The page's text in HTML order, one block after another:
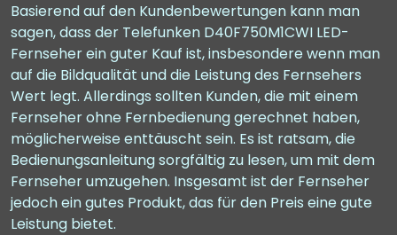
Basierend auf den Kundenbewertungen kann man
sagen, dass der Telefunken D40F750M1CWI LED-
Fernseher ein guter Kauf ist, insbesondere wenn man
auf die Bildqualität und die Leistung des Fernsehers
Wert legt. Allerdings sollten Kunden, die mit einem
Fernseher ohne Fernbedienung gerechnet haben,
möglicherweise enttäuscht sein. Es ist ratsam, die
Bedienungsanleitung sorgfältig zu lesen, um mit dem
Fernseher umzugehen. Insgesamt ist der Fernseher
jedoch ein gutes Produkt, das für den Preis eine gute
Leistung bietet.